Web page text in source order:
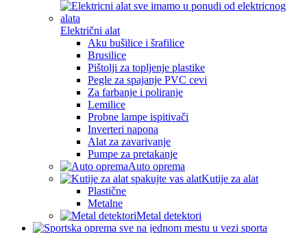
Električni alat
Aku bušilice i šrafilice
Brusilice
Pištolji za topljenje plastike
Pegle za spajanje PVC cevi
Za farbanje i poliranje
Lemilice
Probne lampe ispitivači
Inverteri napona
Alat za zavarivanje
Pumpe za pretakanje
Auto oprema
Kutije za alat
Plastične
Metalne
Metal detektori